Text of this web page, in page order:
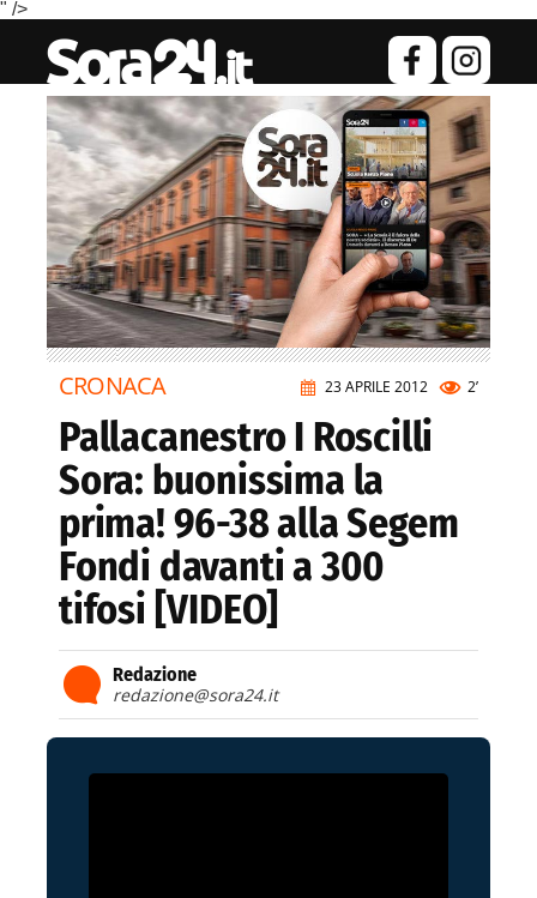
" />
23 APRILE 2012 2’
CRONACA
Pallacanestro I Roscilli
Sora: buonissima la
prima! 96-38 alla Segem
Fondi davanti a 300
tifosi [VIDEO]
Redazione
redazione@sora24.it